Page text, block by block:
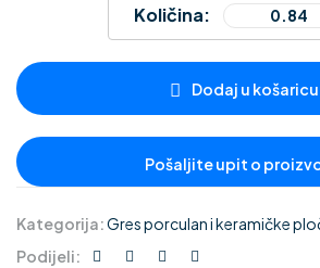
Količina:
Dodaj u košaricu
Kategorija:Gres porculan i keramičke
Podijeli: